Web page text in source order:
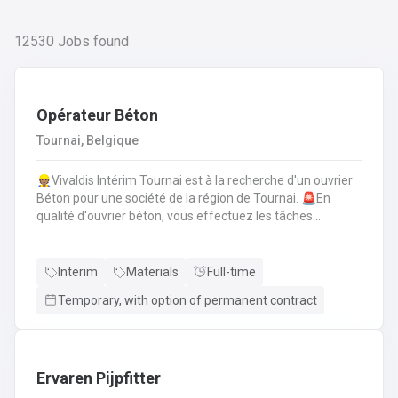
12530 Jobs found
Opérateur Béton
Tournai, Belgique
👷🏽Vivaldis Intérim Tournai est à la recherche d'un ouvrier
Béton pour une société de la région de Tournai. 🚨En
qualité d'ouvrier béton, vous effectuez les tâches
béton selon la fiche technique de fabrication.Décoffrage
tables de coffrages ainsi que des outils et de l'atelier.
Interim Materials
Full-time
Temporary, with option of permanent contract
Ervaren Pijpfitter